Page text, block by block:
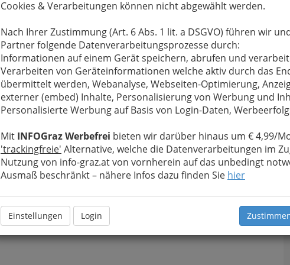
Cookies & Verarbeitungen können nicht abgewählt werden.
Nach Ihrer Zustimmung (Art. 6 Abs. 1 lit. a DSGVO) führen wir
Partner folgende Datenverarbeitungsprozesse durch:
Informationen auf einem Gerät speichern, abrufen und
Verarbeiten von Geräteinformationen welche aktiv durch das
übermittelt werden, Webanalyse, Webseiten-Optimierung,
externer (embed) Inhalte, Personalisierung von Werbung und
Personalisierte Werbung auf Basis von Login-Daten,
Mit INFOGraz Werbefrei bieten wir darüber hinaus um € 4,99/
'trackingfreie' Alternative, welche die Datenverarbeitungen im
Nutzung von info-graz.at von vornherein auf das unbedingt
Ausmaß beschränkt – nähere Infos dazu finden Sie hier
Einstellungen Login